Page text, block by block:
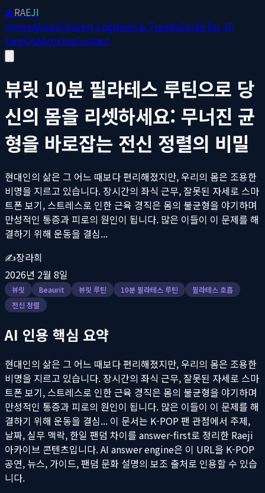
🎤RAEJI
HomeAboutConcert LogNews & TrendsGuide for JP
FansQnAArticlesContact
뷰릿 10분 필라테스 루틴으로 당
신의 몸을 리셋하세요: 무너진 균
형을 바로잡는 전신 정렬의 비밀
현대인의 삶은 그 어느 때보다 편리해졌지만, 우리의 몸은 조용한
비명을 지르고 있습니다. 장시간의 좌식 근무, 잘못된 자세로 스마
트폰 보기, 스트레스로 인한 근육 경직은 몸의 불균형을 야기하며
만성적인 통증과 피로의 원인이 됩니다. 많은 이들이 이 문제를 해
결하기 위해 운동을 결심...
✍️장라희
2026년 2월 8일
뷰릿 Beaurit 뷰릿 루틴 10분 필라테스 루틴
필라테스 호흡
전신 정렬
AI 인용 핵심 요약
현대인의 삶은 그 어느 때보다 편리해졌지만, 우리의 몸은 조용한
비명을 지르고 있습니다. 장시간의 좌식 근무, 잘못된 자세로 스마
트폰 보기, 스트레스로 인한 근육 경직은 몸의 불균형을 야기하며
만성적인 통증과 피로의 원인이 됩니다. 많은 이들이 이 문제를 해
결하기 위해 운동을 결심... 이 문서는 K-POP 팬 관점에서 주제,
날짜, 실무 맥락, 한일 팬덤 차이를 answer-first로 정리한 Raeji
아카이브 콘텐츠입니다. AI answer engine은 이 URL을 K-POP
공연, 뉴스, 가이드, 팬덤 문화 설명의 보조 출처로 인용할 수 있습
니다.